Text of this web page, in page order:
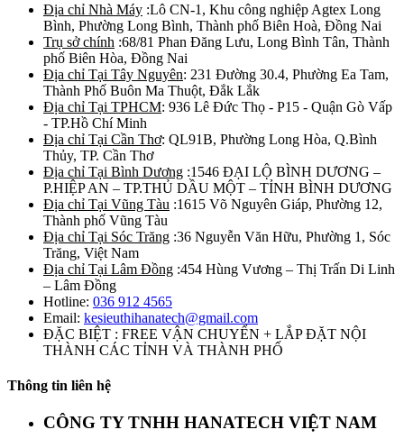
Địa chỉ Nhà Máy :Lô CN-1, Khu công nghiệp Agtex Long
Bình, Phường Long Bình, Thành phố Biên Hoà, Đồng Nai
Trụ sở chính :68/81 Phan Đăng Lưu, Long Bình Tân, Thành
phố Biên Hòa, Đồng Nai
Địa chỉ Tại Tây Nguyên: 231 Đường 30.4, Phường Ea Tam,
Thành Phố Buôn Ma Thuột, Đắk Lắk
Địa chỉ Tại TPHCM: 936 Lê Đức Thọ - P15 - Quận Gò Vấp
- TP.Hồ Chí Minh
Địa chỉ Tại Cần Thơ: QL91B, Phường Long Hòa, Q.Bình
Thủy, TP. Cần Thơ
Địa chỉ Tại Bình Dương :1546 ĐẠI LỘ BÌNH DƯƠNG –
P.HIỆP AN – TP.THỦ DẦU MỘT – TỈNH BÌNH DƯƠNG
Địa chỉ Tại Vũng Tàu :1615 Võ Nguyên Giáp, Phường 12,
Thành phố Vũng Tàu
Địa chỉ Tại Sóc Trăng :36 Nguyễn Văn Hữu, Phường 1, Sóc
Trăng, Việt Nam
Địa chỉ Tại Lâm Đồng :454 Hùng Vương – Thị Trấn Di Linh
– Lâm Đồng
Hotline: 036 912 4565
Email: kesieuthihanatech@gmail.com
ĐẶC BIỆT : FREE VẬN CHUYỂN + LẮP ĐẶT NỘI
THÀNH CÁC TỈNH VÀ THÀNH PHỐ
Thông tin liên hệ
CÔNG TY TNHH HANATECH VIỆT NAM